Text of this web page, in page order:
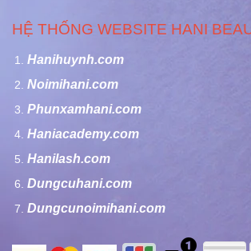
HỆ THỐNG WEBSITE HANI
Hanihuynh.com
Noimihani.com
Phunxamhani.com
Haniacademy.com
Hanilash.com
Dungcuhani.com
Dungcunoimihani.com